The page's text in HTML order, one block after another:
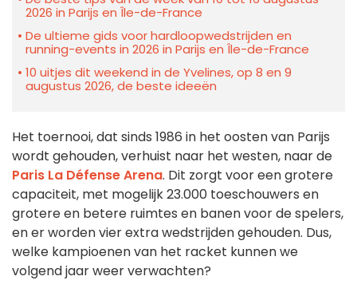
2026 in Parijs en Île-de-France
De ultieme gids voor hardloopwedstrijden en
running-events in 2026 in Parijs en Île-de-France
10 uitjes dit weekend in de Yvelines, op 8 en 9
augustus 2026, de beste ideeën
Het toernooi, dat sinds 1986 in het oosten van Parijs
wordt gehouden, verhuist naar het westen, naar de
Paris La Défense Arena. Dit zorgt voor een grotere
capaciteit, met mogelijk 23.000 toeschouwers en
grotere en betere ruimtes en banen voor de spelers,
en er worden vier extra wedstrijden gehouden. Dus,
welke kampioenen van het racket kunnen we
volgend jaar weer verwachten?